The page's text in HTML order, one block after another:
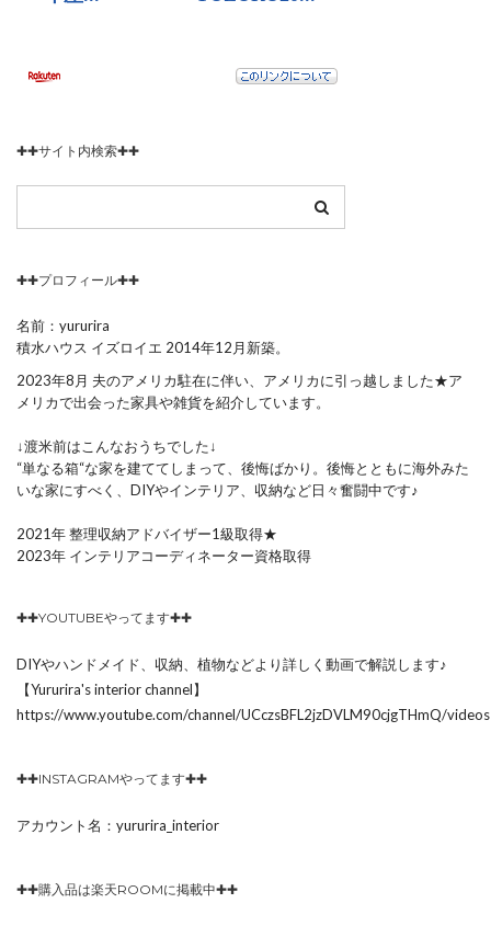
✚✚サイト内検索✚✚
✚✚プロフィール✚✚
名前：yururira
積水ハウス イズロイエ 2014年12月新築。
2023年8月 夫のアメリカ駐在に伴い、アメリカに引っ越しました★ア
メリカで出会った家具や雑貨を紹介しています。
↓渡米前はこんなおうちでした↓
“単なる箱“な家を建ててしまって、後悔ばかり。後悔とともに海外みた
いな家にすべく、DIYやインテリア、収納など日々奮闘中です♪
2021年 整理収納アドバイザー1級取得★
2023年 インテリアコーディネーター資格取得
✚✚YOUTUBEやってます✚✚
DIYやハンドメイド、収納、植物などより詳しく動画で解説します♪
【Yururira's interior channel】
https://www.youtube.com/channel/UCczsBFL2jzDVLM90cjgTHmQ/videos
✚✚INSTAGRAMやってます✚✚
アカウント名：yururira_interior
✚✚購入品は楽天ROOMに掲載中✚✚